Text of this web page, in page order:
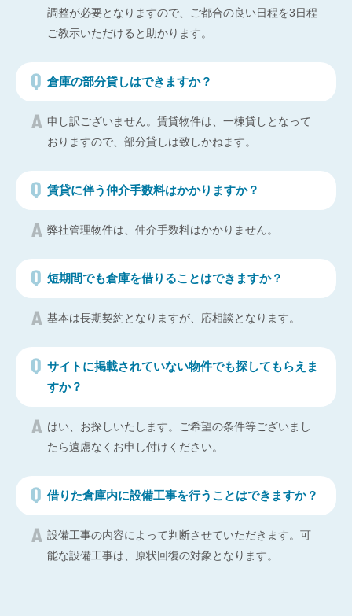
調整が必要となりますので、ご都合の良い日程を3日程
ご教示いただけると助かります。
倉庫の部分貸しはできますか？
申し訳ございません。賃貸物件は、一棟貸しとなって
おりますので、部分貸しは致しかねます。
賃貸に伴う仲介手数料はかかりますか？
弊社管理物件は、仲介手数料はかかりません。
短期間でも倉庫を借りることはできますか？
基本は長期契約となりますが、応相談となります。
サイトに掲載されていない物件でも探してもらえま
すか？
はい、お探しいたします。ご希望の条件等ございまし
たら遠慮なくお申し付けください。
借りた倉庫内に設備工事を行うことはできますか？
設備工事の内容によって判断させていただきます。可
能な設備工事は、原状回復の対象となります。